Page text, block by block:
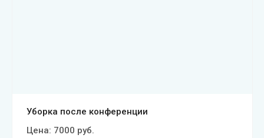
Уборка после конференции
Цена: 7000 руб.